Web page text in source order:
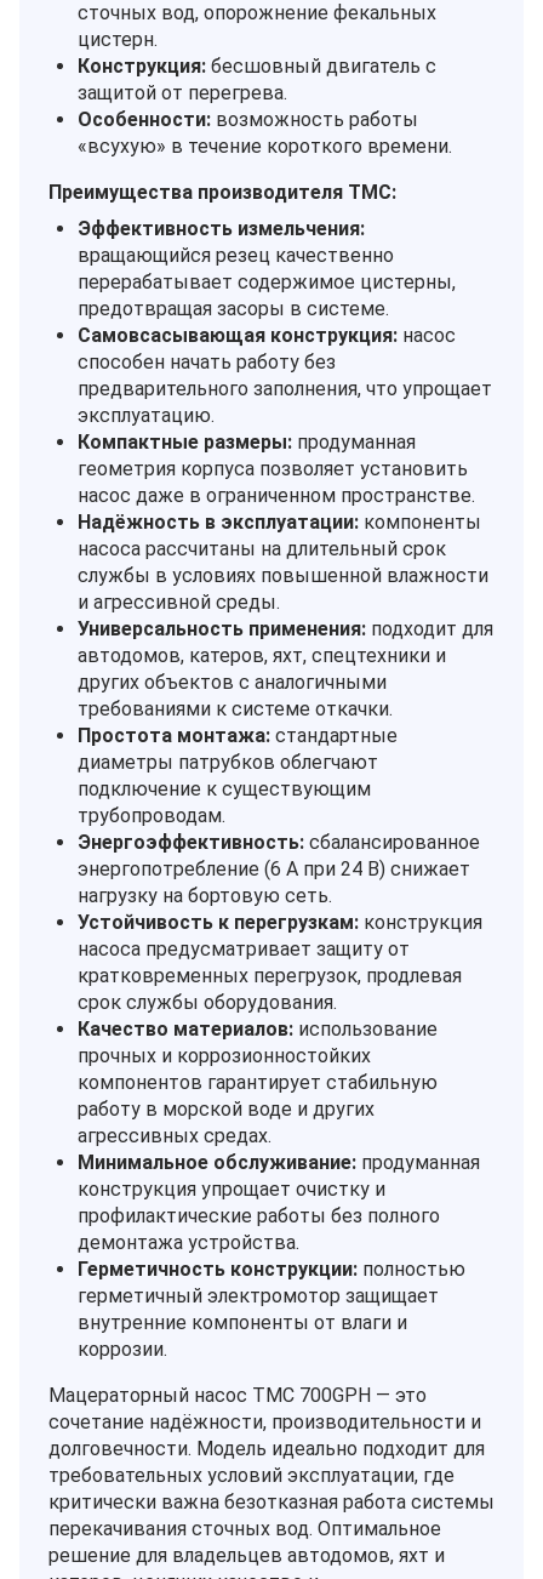
сточных вод, опорожнение фекальных
цистерн.
Конструкция: бесшовный двигатель с
защитой от перегрева.
Особенности: возможность работы
«всухую» в течение короткого времени.
Преимущества производителя TMC:
Эффективность измельчения:
вращающийся резец качественно
перерабатывает содержимое цистерны,
предотвращая засоры в системе.
Самовсасывающая конструкция: насос
способен начать работу без
предварительного заполнения, что упрощает
эксплуатацию.
Компактные размеры: продуманная
геометрия корпуса позволяет установить
насос даже в ограниченном пространстве.
Надёжность в эксплуатации: компоненты
насоса рассчитаны на длительный срок
службы в условиях повышенной влажности
и агрессивной среды.
Универсальность применения: подходит для
автодомов, катеров, яхт, спецтехники и
других объектов с аналогичными
требованиями к системе откачки.
Простота монтажа: стандартные
диаметры патрубков облегчают
подключение к существующим
трубопроводам.
Энергоэффективность: сбалансированное
энергопотребление (6 А при 24 В) снижает
нагрузку на бортовую сеть.
Устойчивость к перегрузкам: конструкция
насоса предусматривает защиту от
кратковременных перегрузок, продлевая
срок службы оборудования.
Качество материалов: использование
прочных и коррозионностойких
компонентов гарантирует стабильную
работу в морской воде и других
агрессивных средах.
Минимальное обслуживание: продуманная
конструкция упрощает очистку и
профилактические работы без полного
демонтажа устройства.
Герметичность конструкции: полностью
герметичный электромотор защищает
внутренние компоненты от влаги и
коррозии.
Мацераторный насос TMC 700GPH — это
сочетание надёжности, производительности и
долговечности. Модель идеально подходит для
требовательных условий эксплуатации, где
критически важна безотказная работа системы
перекачивания сточных вод. Оптимальное
решение для владельцев автодомов, яхт и